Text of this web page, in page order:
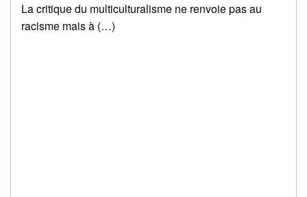
La critique du multiculturalisme ne renvoie pas au
racisme mais à (…)